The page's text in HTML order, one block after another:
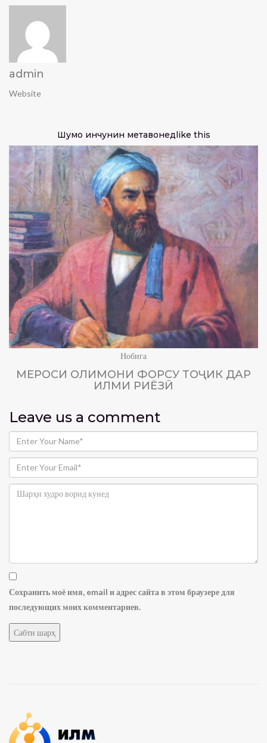
admin
Website
Шумо инчунин метавонедlike this
Нобига
МЕРОСИ ОЛИМОНИ ФОРСУ ТОҶИК ДАР
ИЛМИ РИЁЗӢ
Leave us a comment
Сохранить моё имя, email и адрес сайта в этом браузере для
последующих моих комментариев.